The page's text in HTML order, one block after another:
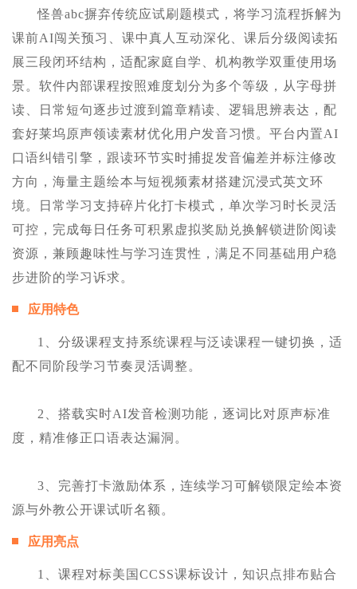
怪兽abc摒弃传统应试刷题模式，将学习流程拆解为
课前AI闯关预习、课中真人互动深化、课后分级阅读拓
展三段闭环结构，适配家庭自学、机构教学双重使用场
景。软件内部课程按照难度划分为多个等级，从字母拼
读、日常短句逐步过渡到篇章精读、逻辑思辨表达，配
套好莱坞原声领读素材优化用户发音习惯。平台内置AI
口语纠错引擎，跟读环节实时捕捉发音偏差并标注修改
方向，海量主题绘本与短视频素材搭建沉浸式英文环
境。日常学习支持碎片化打卡模式，单次学习时长灵活
可控，完成每日任务可积累虚拟奖励兑换解锁进阶阅读
资源，兼顾趣味性与学习连贯性，满足不同基础用户稳
步进阶的学习诉求。
应用特色
1、分级课程支持系统课程与泛读课程一键切换，适
配不同阶段学习节奏灵活调整。
2、搭载实时AI发音检测功能，逐词比对原声标准
度，精准修正口语表达漏洞。
3、完善打卡激励体系，连续学习可解锁限定绘本资
源与外教公开课试听名额。
应用亮点
1、课程对标美国CCSS课标设计，知识点排布贴合